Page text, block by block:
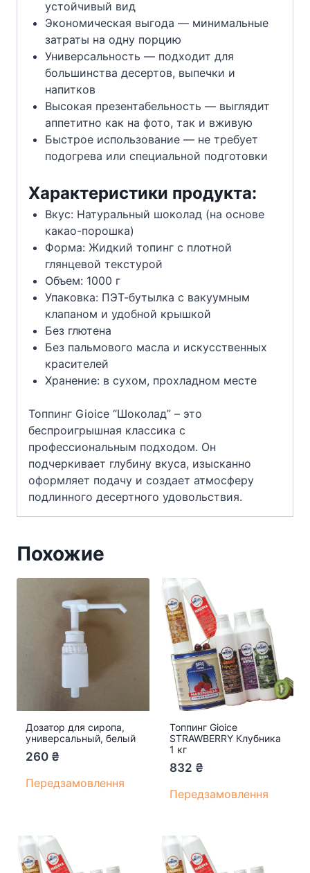
устойчивый вид
Экономическая выгода — минимальные
затраты на одну порцию
Универсальность — подходит для
большинства десертов, выпечки и
напитков
Высокая презентабельность — выглядит
аппетитно как на фото, так и вживую
Быстрое использование — не требует
подогрева или специальной подготовки
Характеристики продукта:
Вкус: Натуральный шоколад (на основе
какао-порошка)
Форма: Жидкий топинг с плотной
глянцевой текстурой
Объем: 1000 г
Упаковка: ПЭТ-бутылка с вакуумным
клапаном и удобной крышкой
Без глютена
Без пальмового масла и искусственных
красителей
Хранение: в сухом, прохладном месте
Топпинг Gioice “Шоколад” – это
беспроигрышная классика с
профессиональным подходом. Он
подчеркивает глубину вкуса, изысканно
оформляет подачу и создает атмосферу
подлинного десертного удовольствия.
Похожие
Дозатор для сиропа,
универсальный, белый
260 ₴
Передзамовлення
Топпинг Gioice
STRAWBERRY Клубника
1 кг
832 ₴
Передзамовлення